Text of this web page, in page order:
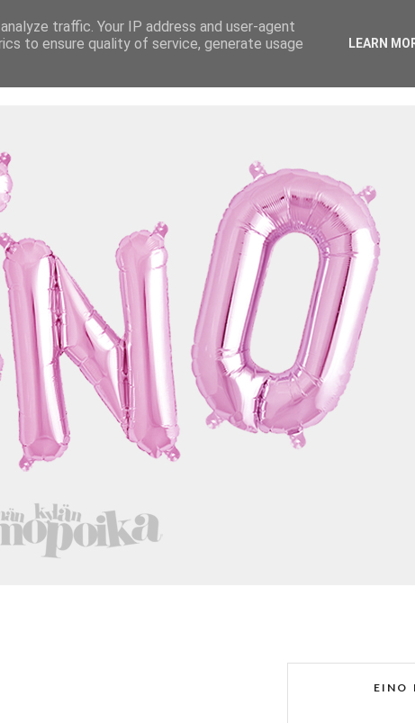
EINO
traffic. Your IP address and user-agent
to ensure quality of service, generate usage
LEARN